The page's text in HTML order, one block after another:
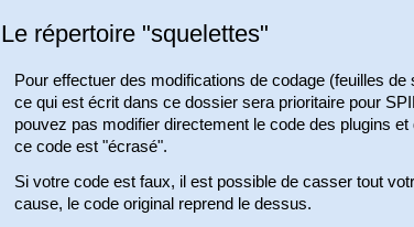
Le répertoire "squelettes"
Pour effectuer des modifications de codage (feuilles
ce qui est écrit dans ce dossier sera prioritaire pour
pouvez pas modifier directement le code des plugins
ce code est "écrasé".
Si votre code est faux, il est possible de casser tout
cause, le code original reprend le dessus.